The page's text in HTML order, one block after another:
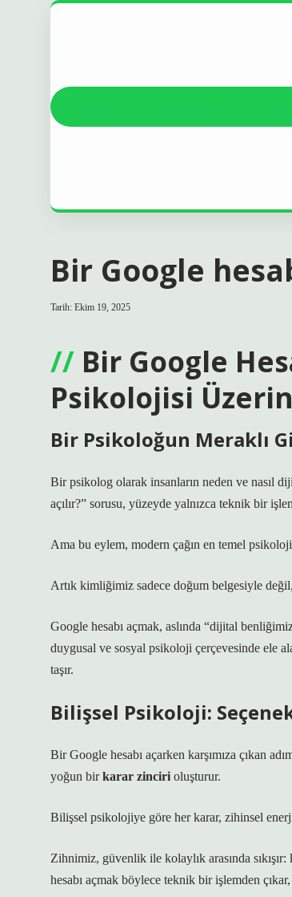
Bir Google
Tarih: Ekim 19, 2025
Bir Google
Psikolojisi
Bir Psikoloğun Meraklı
Bir psikolog olarak insanların neden ve nasıl
açılır?” sorusu, yüzeyde yalnızca teknik bir
Ama bu eylem, modern çağın en temel
Artık kimliğimiz sadece doğum belgesiyle
Google hesabı açmak, aslında “dijital
duygusal ve sosyal psikoloji çerçevesinde ele
taşır.
Bilişsel Psikoloji:
Bir Google hesabı açarken karşımıza çıkan
yoğun birkarar zinciri oluşturur.
Bilişsel psikolojiye göre her karar, zihinsel
Zihnimiz, güvenlik ile kolaylık arasında
hesabı açmak böylece teknik bir işlemden